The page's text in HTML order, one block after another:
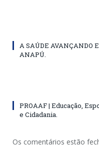
A SAÚDE AVANÇANDO
ANAPÚ.
PROAAF | Educação,
e Cidadania.
Os comentários estão